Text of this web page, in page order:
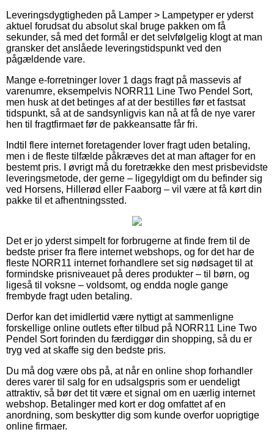
Leveringsdygtigheden på Lamper > Lampetyper er yderst
aktuel forudsat du absolut skal bruge pakken om få
sekunder, så med det formål er det selvfølgelig klogt at man
gransker det anslåede leveringstidspunkt ved den
pågældende vare.
Mange e-forretninger lover 1 dags fragt på massevis af
varenumre, eksempelvis NORR11 Line Two Pendel Sort,
men husk at det betinges af at der bestilles før et fastsat
tidspunkt, så at de sandsynligvis kan nå at få de nye varer
hen til fragtfirmaet før de pakkeansatte får fri.
Indtil flere internet foretagender lover fragt uden betaling,
men i de fleste tilfælde påkræves det at man aftager for en
bestemt pris. I øvrigt må du foretrække den mest prisbevidste
leveringsmetode, der gerne – ligegyldigt om du befinder sig
ved Horsens, Hillerød eller Faaborg – vil være at få kørt din
pakke til et afhentningssted.
Det er jo yderst simpelt for forbrugerne at finde frem til de
bedste priser fra flere internet webshops, og for det har de
fleste NORR11 internet forhandlere set sig nødsaget til at
formindske prisniveauet på deres produkter – til børn, og
ligeså til voksne – voldsomt, og endda nogle gange
frembyde fragt uden betaling.
Derfor kan det imidlertid være nyttigt at sammenligne
forskellige online outlets efter tilbud på NORR11 Line Two
Pendel Sort forinden du færdiggør din shopping, så du er
tryg ved at skaffe sig den bedste pris.
Du må dog være obs på, at når en online shop forhandler
deres varer til salg for en udsalgspris som er uendeligt
attraktiv, så bør det tit være et signal om en uærlig internet
webshop. Betalinger med kort er dog omfattet af en
anordning, som beskytter dig som kunde overfor uoprigtige
online firmaer.